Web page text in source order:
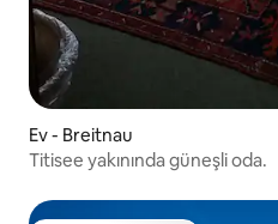
Ev - Breitnau
Titisee yakınında güneşli oda.